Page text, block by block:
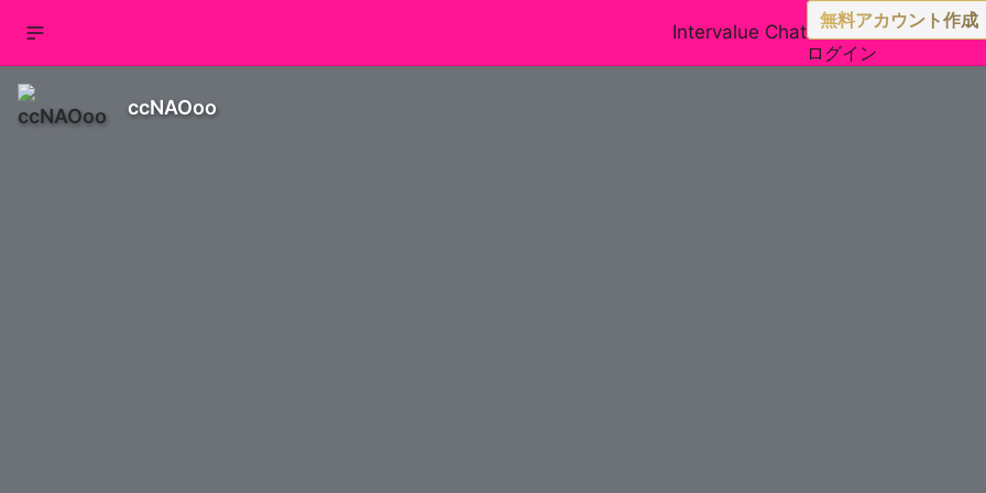
Intervalue Chat
無料アカウント作成
ログイン
ccNAOoo